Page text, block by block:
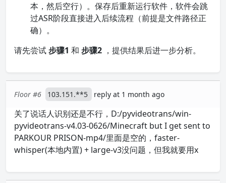
本，然后空行）。保存后重新运行软件，软件会跳
过ASR阶段直接进入后续流程（前提是文件路径正
确）。
请先尝试步骤1 和 步骤2 ，提供结果后进一步分析。
Floor #6 103.151.**5 reply at 1 month ago
关了说话人识别还是不行，D:/pyvideotrans/win-
pyvideotrans-v4.03-0626/Minecraft but I get sent to
PARKOUR PRISON-mp4/里面是空的，faster-
whisper(本地内置) + large-v3没问题，但我就要用x